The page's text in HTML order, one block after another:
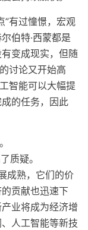
”有过憧憬，宏观
伯特·西蒙都是
变成现实，但随
讨论又开始高
智能可以大幅提
的任务，因此
质疑。
成熟，它们的价
贡献也迅速下
业将成为经济增
人工智能等新技